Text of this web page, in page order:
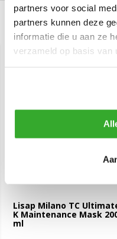
partners voor social
partners kunnen deze
informatie die u aan ze
verzameld op basis van
Recent bekeken
Lisap Milano TC
K Maintenance Mask
ml